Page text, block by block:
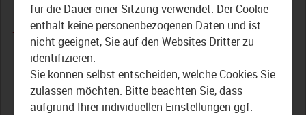
Der Bezirk – Das Magazin:
Trachtenausstellung im
Landkreis Kronach
17. September 2024
für die Dauer einer Sitzung verwendet. Der Cookie
enthält keine personenbezogenen Daten und ist
nicht geeignet, Sie auf den Websites Dritter zu
identifizieren.
Sie können selbst entscheiden, welche Cookies Sie
zulassen möchten. Bitte beachten Sie, dass
aufgrund Ihrer individuellen Einstellungen ggf.